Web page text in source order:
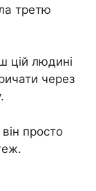
третю
цій людині
через
просто